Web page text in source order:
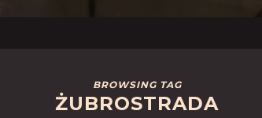
BROWSING TAG
ŻUBROSTRADA